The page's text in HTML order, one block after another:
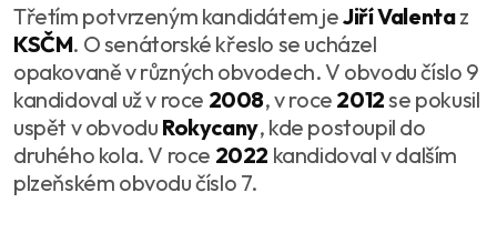
Třetím potvrzeným kandidátem jeJiří Valentaz
KSČM. O senátorské křeslo se ucházel
opakovaně v různých obvodech. V obvodu číslo 9
kandidoval už v roce 2008, v roce 2012se pokusil
uspět v obvodu Rokycany, kde postoupil do
druhého kola. V roce 2022 kandidoval v dalším
plzeňském obvodu číslo 7.